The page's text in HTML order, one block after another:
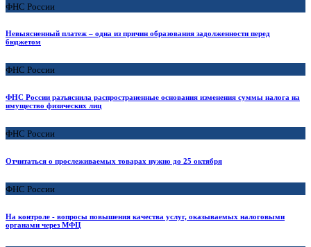
ФНС России
Невыясненный платеж – одна из причин образования задолженности перед
бюджетом
ФНС России
ФНС России разъяснила распространенные основания изменения суммы налога на
имущество физических лиц
ФНС России
Отчитаться о прослеживаемых товарах нужно до 25 октября
ФНС России
На контроле - вопросы повышения качества услуг, оказываемых налоговыми
органами через МФЦ